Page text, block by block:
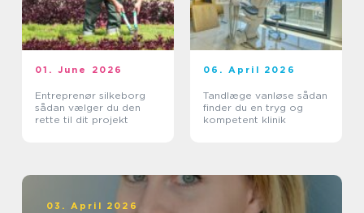
01. June 2026
Entreprenør silkeborg
sådan vælger du den
rette til dit projekt
06. April 2026
Tandlæge vanløse sådan
finder du en tryg og
kompetent klinik
03. April 2026